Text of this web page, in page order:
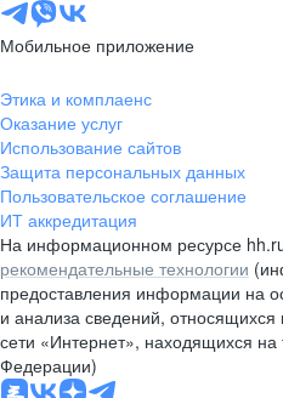
Мобильное приложение
Этика и комплаенс
Оказание услуг
Использование сайтов
Защита персональных данных
Пользовательское соглашение
ИТ аккредитация
На информационном ресурсе
рекомендательные технологии
предоставления информации на
и анализа сведений,
сети «Интернет», находящихся на
Федерации)